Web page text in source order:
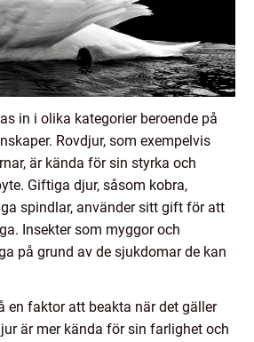
in i olika kategorier beroende på
Rovdjur, som exempelvis
är kända för sin styrka och
Giftiga djur, såsom kobra,
spindlar, använder sitt gift för att
Insekter som myggor och
på grund av de sjukdomar de kan
en faktor att beakta när det gäller
är mer kända för sin farlighet och